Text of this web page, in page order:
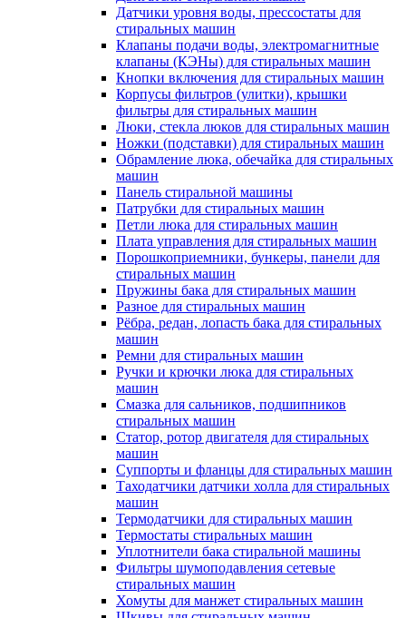
Датчики уровня воды, прессостаты для
стиральных машин
Клапаны подачи воды, электромагнитные
клапаны (КЭНы) для стиральных машин
Кнопки включения для стиральных машин
Корпусы фильтров (улитки), крышки
фильтры для стиральных машин
Люки, стекла люков для стиральных машин
Ножки (подставки) для стиральных машин
Обрамление люка, обечайка для стиральных
машин
Панель стиральной машины
Патрубки для стиральных машин
Петли люка для стиральных машин
Плата управления для стиральных машин
Порошкоприемники, бункеры, панели для
стиральных машин
Пружины бака для стиральных машин
Разное для стиральных машин
Рёбра, редан, лопасть бака для стиральных
машин
Ремни для стиральных машин
Ручки и крючки люка для стиральных
машин
Смазка для сальников, подшипников
стиральных машин
Статор, ротор двигателя для стиральных
машин
Суппорты и фланцы для стиральных машин
Таходатчики датчики холла для стиральных
машин
Термодатчики для стиральных машин
Термостаты стиральных машин
Уплотнители бака стиральной машины
Фильтры шумоподавления сетевые
стиральных машин
Хомуты для манжет стиральных машин